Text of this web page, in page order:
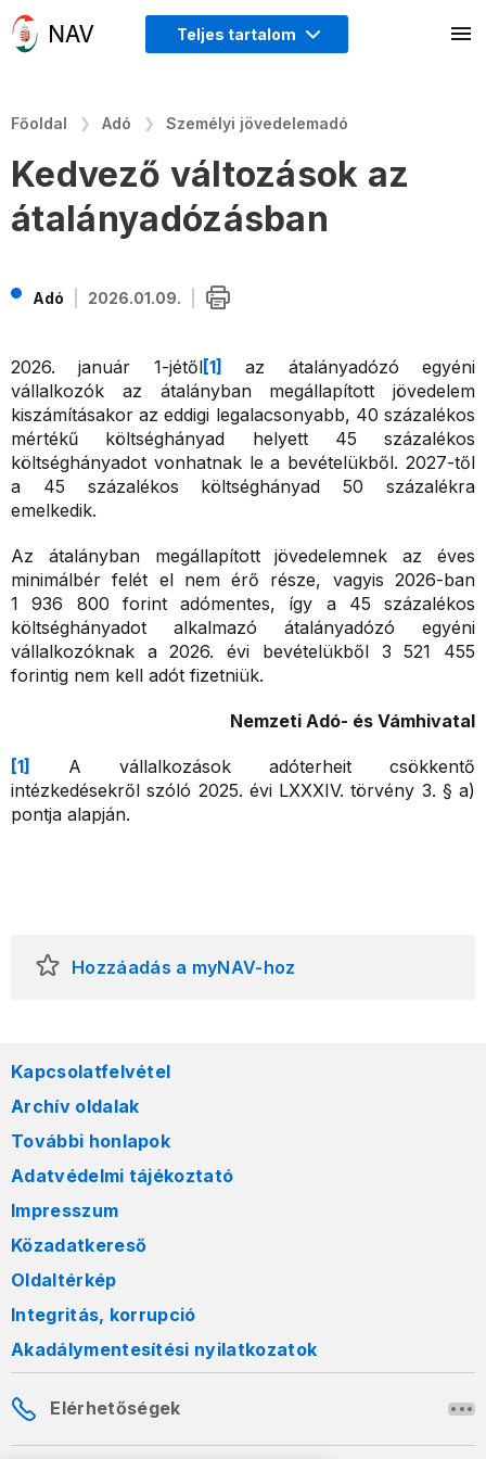
Teljes tartalom
Főoldal Adó Személyi jövedelemadó
Kedvező változások az
átalányadózásban
Adó 2026.01.09.
2026. január 1-jétől[1]
az átalányadózó egyéni
vállalkozók az átalányban megállapított jövedelem
kiszámításakor az eddigi legalacsonyabb, 40 százalékos
mértékű költséghányad helyett 45 százalékos
költséghányadot vonhatnak le a bevételükből. 2027-től
a 45 százalékos költséghányad 50 százalékra
emelkedik.
Az átalányban megállapított jövedelemnek az éves
minimálbér felét el nem érő része, vagyis 2026-ban
1 936 800 forint adómentes, így a 45 százalékos
költséghányadot alkalmazó átalányadózó egyéni
vállalkozóknak a 2026. évi bevételükből 3 521 455
forintig nem kell adót fizetniük.
Nemzeti Adó- és Vámhivatal
[1]
A vállalkozások adóterheit csökkentő
intézkedésekről szóló 2025. évi LXXXIV. törvény 3. § a)
pontja alapján.
Hozzáadás a myNAV-hoz
Kapcsolatfelvétel
Archív oldalak
További honlapok
Adatvédelmi tájékoztató
Impresszum
Közadatkereső
Oldaltérkép
Integritás, korrupció
Akadálymentesítési nyilatkozatok
Elérhetőségek